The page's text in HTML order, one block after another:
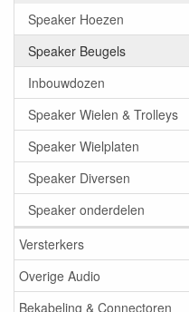
Speaker Hoezen
Speaker Beugels
Inbouwdozen
Speaker Wielen & Trolleys
Speaker Wielplaten
Speaker Diversen
Speaker onderdelen
Versterkers
Overige Audio
Bekabeling & Connectoren